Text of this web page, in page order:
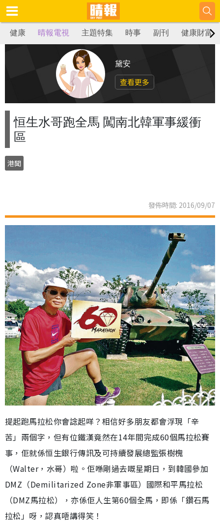
健康 晴報電視 主題特集 時事 副刊 健康財富
黛安
查看更多
恒生水哥跑全馬 闖南北韓軍事緩衝
區
港聞
發佈時間: 2016/09/07
提起跑馬拉松你會諗起咩？相信好多朋友都會浮現「辛
苦」兩個字，但有位鐵漢竟然在14年間完成60個馬拉松賽
事，佢就係恒生銀行傳訊及可持續發展總監張樹槐
（Walter，水哥）啦。佢喺剛過去嘅星期日，到韓國參加
DMZ（Demilitarized Zone非軍事區）國際和平馬拉松
（DMZ馬拉松），亦係佢人生第60個全馬，即係「鑽石馬
拉松」呀，認真唔講得笑！